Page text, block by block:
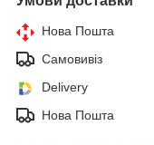
Нова Пошта
Самовивіз
Delivery
Нова Пошта